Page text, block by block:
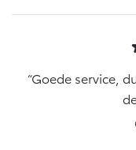
Goede service,